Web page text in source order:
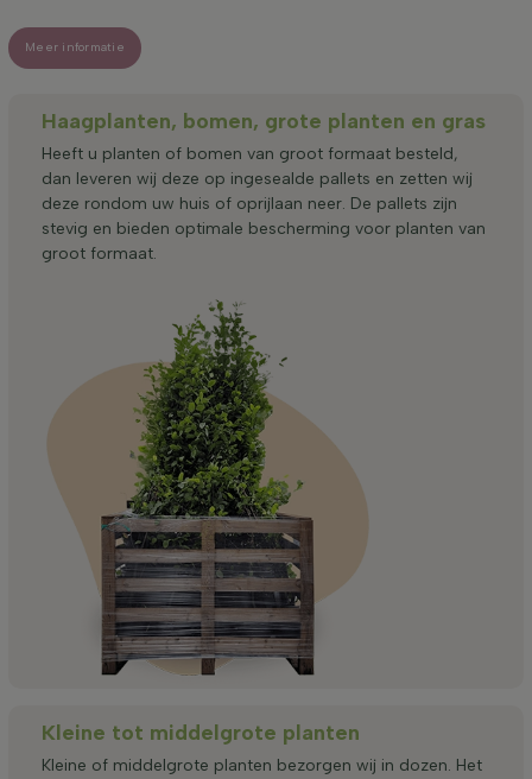
Meer informatie
Haagplanten, bomen, grote planten en gras
Heeft u planten of bomen van groot formaat besteld,
dan leveren wij deze op ingesealde pallets en zetten wij
deze rondom uw huis of oprijlaan neer. De pallets zijn
stevig en bieden optimale bescherming voor planten van
groot formaat.
Kleine tot middelgrote planten
Kleine of middelgrote planten bezorgen wij in dozen. Het